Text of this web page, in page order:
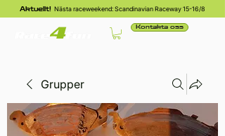
Aktuellt! Nästa raceweekend: Scandinavian Raceway 15-16/8
Kontakta oss
Grupper